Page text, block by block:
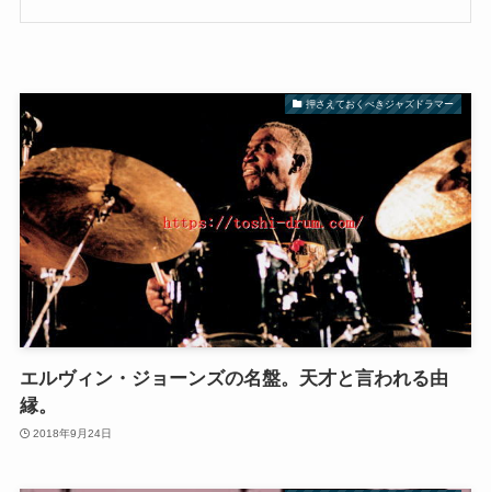
押さえておくべきジャズドラマー
エルヴィン・ジョーンズの名盤。天才と言われる由
縁。
2018年9月24日